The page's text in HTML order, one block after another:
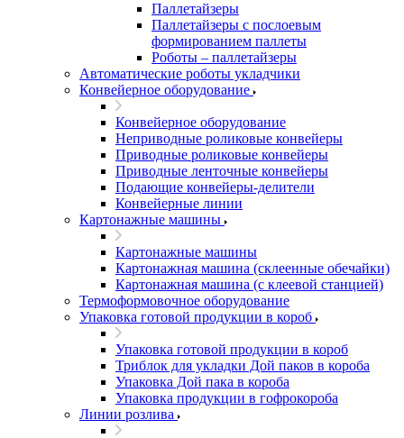
Паллетайзеры
Паллетайзеры с послоевым
формированием паллеты
Роботы – паллетайзеры
Автоматические роботы укладчики
Конвейерное оборудование
Конвейерное оборудование
Неприводные роликовые конвейеры
Приводные роликовые конвейеры
Приводные ленточные конвейеры
Подающие конвейеры-делители
Конвейерные линии
Картонажные машины
Картонажные машины
Картонажная машина (склеенные обечайки)
Картонажная машина (с клеевой станцией)
Термоформовочное оборудование
Упаковка готовой продукции в короб
Упаковка готовой продукции в короб
Триблок для укладки Дой паков в короба
Упаковка Дой пака в короба
Упаковка продукции в гофрокороба
Линии розлива